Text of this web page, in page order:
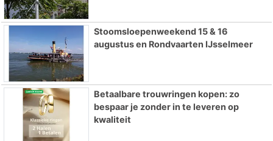
Stoomsloepenweekend 15 & 16
augustus en Rondvaarten IJsselmeer
Betaalbare trouwringen kopen: zo
bespaar je zonder in te leveren op
kwaliteit